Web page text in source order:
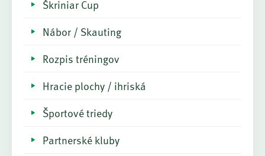
Škriniar Cup
Nábor / Skauting
Rozpis tréningov
Hracie plochy / ihriská
Športové triedy
Partnerské kluby